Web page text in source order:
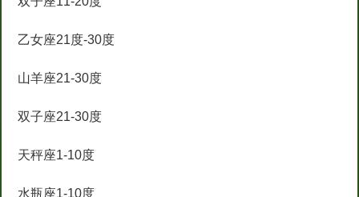
乙女座21度-30度
山羊座21-30度
双子座21-30度
天秤座1-10度
水瓶座1-10度